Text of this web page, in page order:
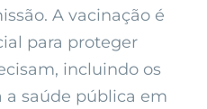
A vacinação é
para proteger
incluindo os
saúde pública em